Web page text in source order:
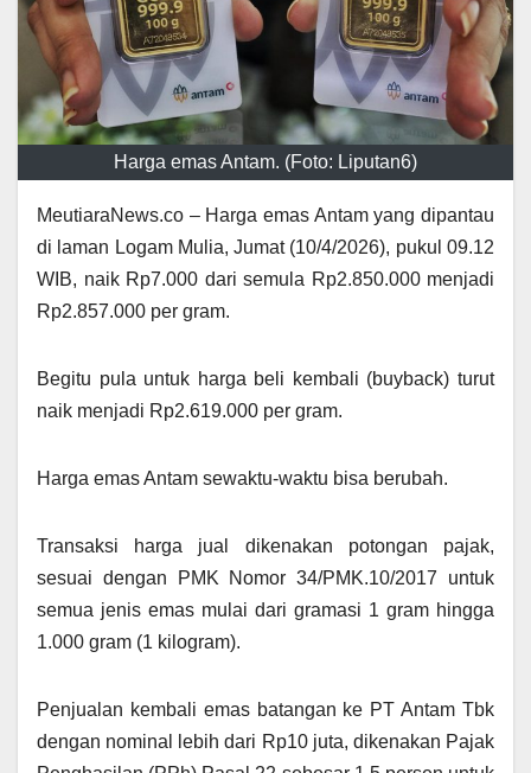
Harga emas Antam. (Foto: Liputan6)
MeutiaraNews.co – Harga emas Antam yang dipantau
di laman Logam Mulia, Jumat (10/4/2026), pukul 09.12
WIB, naik Rp7.000 dari semula Rp2.850.000 menjadi
Rp2.857.000 per gram.
Begitu pula untuk harga beli kembali (buyback) turut
naik menjadi Rp2.619.000 per gram.
Harga emas Antam sewaktu-waktu bisa berubah.
Transaksi harga jual dikenakan potongan pajak,
sesuai dengan PMK Nomor 34/PMK.10/2017 untuk
semua jenis emas mulai dari gramasi 1 gram hingga
1.000 gram (1 kilogram).
Penjualan kembali emas batangan ke PT Antam Tbk
dengan nominal lebih dari Rp10 juta, dikenakan Pajak